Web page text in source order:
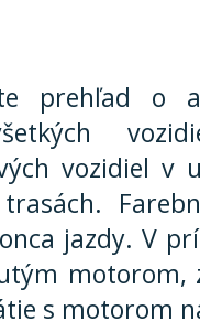
prehľad o
vozidiel v
jazdy. V
s motorom